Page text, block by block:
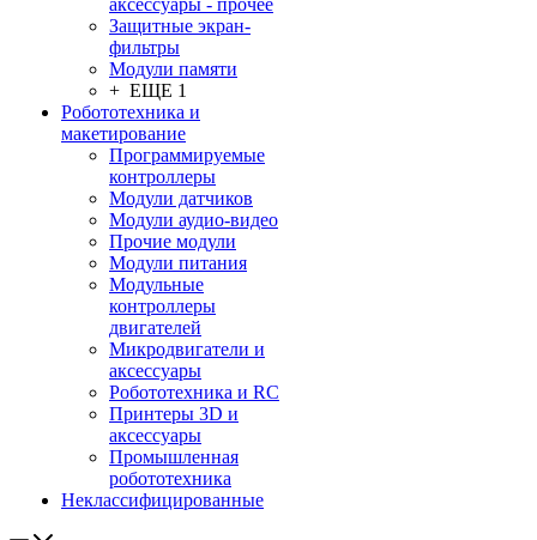
аксессуары - прочее
Защитные экран-
фильтры
Модули памяти
+ ЕЩЕ 1
Робототехника и
макетирование
Программируемые
контроллеры
Модули датчиков
Модули аудио-видео
Прочие модули
Модули питания
Модульные
контроллеры
двигателей
Микродвигатели и
аксессуары
Робототехника и RC
Принтеры 3D и
аксессуары
Промышленная
робототехника
Неклассифицированные